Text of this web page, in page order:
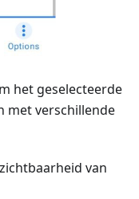
het geselecteerde
met verschillende
van